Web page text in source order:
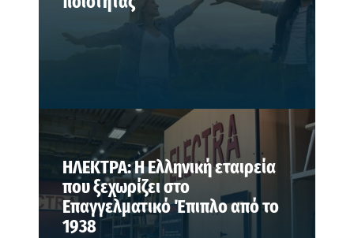
ΗΛΕΚΤΡΑ: Η Ελληνική εταιρεία
που ξεχωρίζει στο
Επαγγελματικό Έπιπλο από το
1938